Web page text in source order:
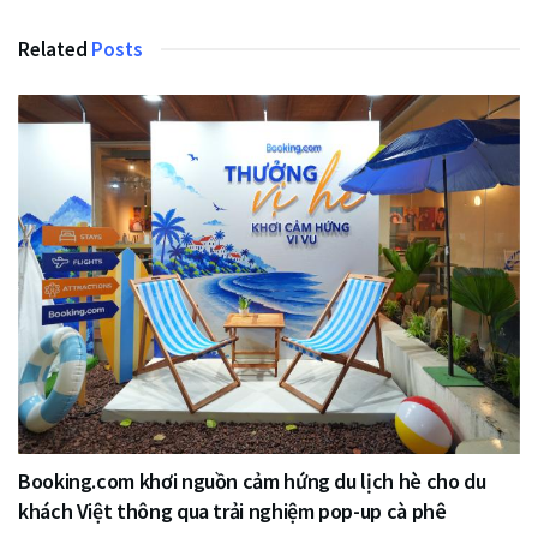
Related Posts
Booking.com khơi nguồn cảm hứng du lịch hè cho du
khách Việt thông qua trải nghiệm pop-up cà phê